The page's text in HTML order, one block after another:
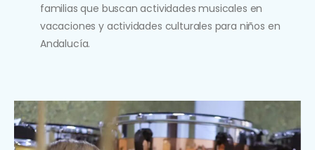
familias que buscan actividades musicales en
vacaciones y actividades culturales para niños en
Andalucía.